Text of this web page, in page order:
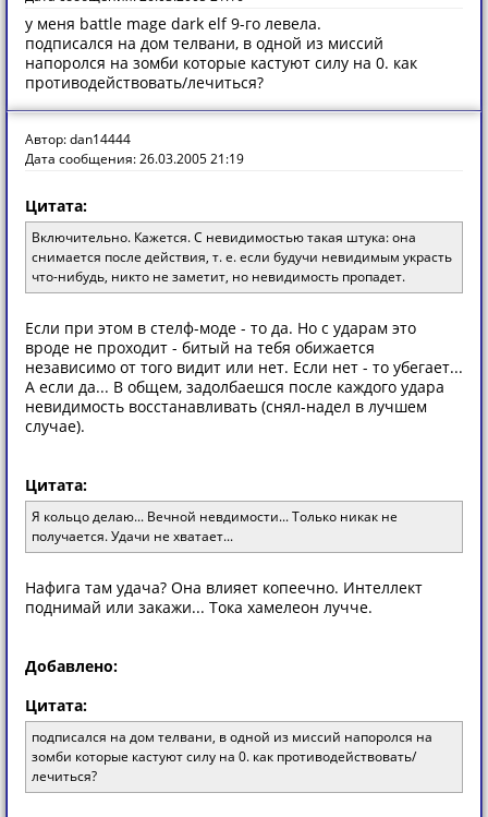
у меня battle mage dark elf 9-го левела.
подписался на дом телвани, в одной из миссий
напоролся на зомби которые кастуют силу на 0. как
противодействовать/лечиться?
Автор: dan14444
Дата сообщения: 26.03.2005 21:19
Цитата:
Включительно. Кажется. С невидимостью такая штука: она
снимается после действия, т. е. если будучи невидимым украсть
что-нибудь, никто не заметит, но невидимость пропадет.
Если при этом в стелф-моде - то да. Но с ударам это
вроде не проходит - битый на тебя обижается
независимо от того видит или нет. Если нет - то убегает...
А если да... В общем, задолбаешся после каждого удара
невидимость восстанавливать (снял-надел в лучшем
случае).
Цитата:
Я кольцо делаю... Вечной невдимости... Только никак не
получается. Удачи не хватает...
Нафига там удача? Она влияет копеечно. Интеллект
поднимай или закажи... Тока хамелеон лучче.
Добавлено:
Цитата:
подписался на дом телвани, в одной из миссий напоролся на
зомби которые кастуют силу на 0. как противодействовать/
лечиться?